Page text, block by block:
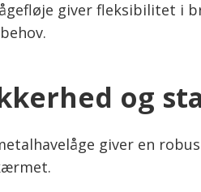
giver fleksibilitet i
og
giver en